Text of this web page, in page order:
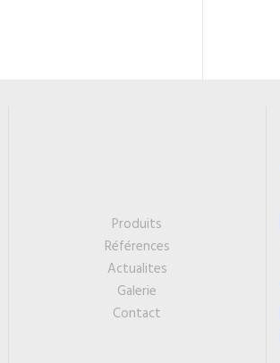
Produits
Références
Actualites
Galerie
Contact